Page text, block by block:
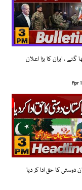
، ایران کا بڑا اعلان
Apr
دوستی کا حق ادا کر دیا